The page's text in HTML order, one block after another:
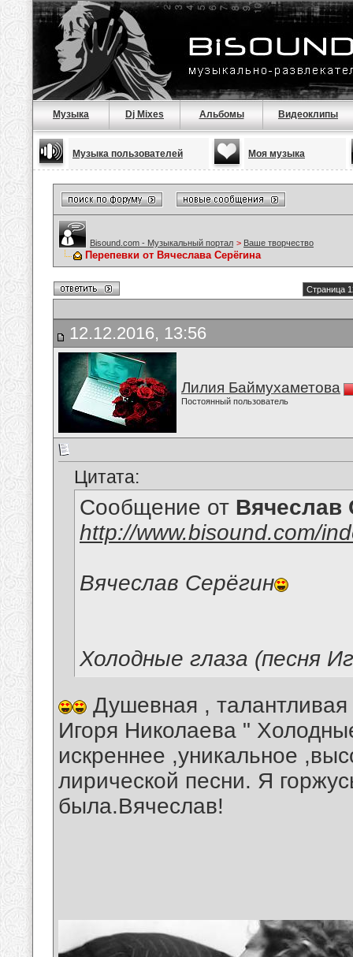
Музыка Dj Mixes Альбомы Видеоклипы
Музыка пользователей Моя музыка
Bisound.com - Музыкальный портал > Ваше творчество
Перепевки от Вячеслава Серёгина
Страница
12.12.2016, 13:56
Лилия Баймухаметова
Постоянный пользователь
Цитата:
Сообщение от Вячеслав
http://www.bisound.com/
Вячеслав Серёгин
Холодные глаза (песня
Душевная , талантливая
Игоря Николаева "
искреннее ,уникальное
лирической песни. Я
была.Вячеслав!